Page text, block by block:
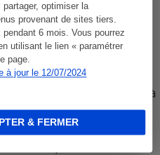
optimiser la
provenant de sites tiers.
6 mois. Vous pourrez
utilisant le lien « paramétrer
page.
à jour le 12/07/2024
& FERMER
sur l’ensemble
Les produits de
(MDD) sont comparés à
concurrents.
les produits sont